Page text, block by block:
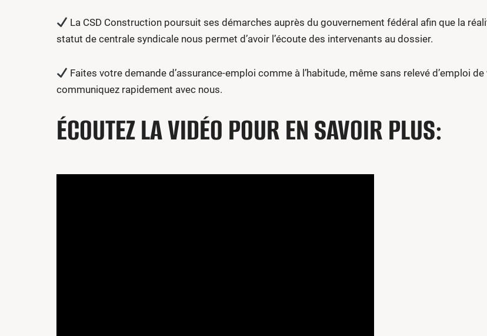
La CSD Construction poursuit ses démarches auprès du gouvernement fédéral afin que la
statut de centrale syndicale nous permet d’avoir l’écoute des intervenants au dossier.
Faites votre demande d’assurance-emploi comme à l’habitude, même sans relevé d’emploi
communiquez rapidement avec nous.
ÉCOUTEZ LA VIDÉO POUR EN SAVOIR PLUS: